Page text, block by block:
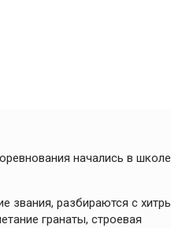
начались в школе
звания, разбираются с
гранаты, строевая